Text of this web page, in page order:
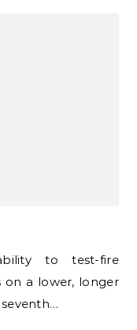
on a lower, longer